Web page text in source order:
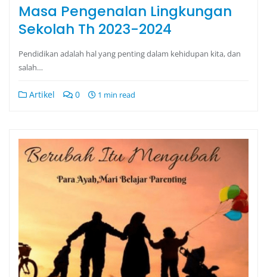
Masa Pengenalan Lingkungan
Sekolah Th 2023-2024
Pendidikan adalah hal yang penting dalam kehidupan kita, dan
salah…
Artikel 0 1 min read